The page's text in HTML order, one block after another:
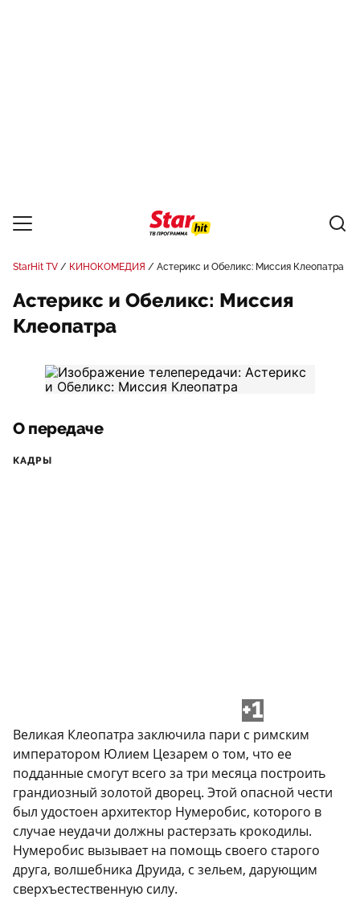
StarHit TV КИНОКОМЕДИЯ Астерикс и Обеликс: Миссия Клеопатра
Астерикс и Обеликс: Миссия
Клеопатра
О передаче
КАДРЫ
+1
Великая Клеопатра заключила пари с римским
императором Юлием Цезарем о том, что ее
подданные смогут всего за три месяца построить
грандиозный золотой дворец. Этой опасной чести
был удостоен архитектор Нумеробис, которого в
случае неудачи должны растерзать крокодилы.
Нумеробис вызывает на помощь своего старого
друга, волшебника Друида, с зельем, дарующим
сверхъестественную силу.